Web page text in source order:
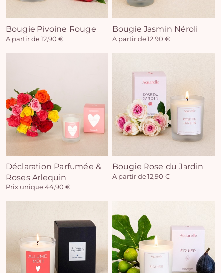
Bougie Pivoine Rouge
A partir de 12,90 €
Bougie Jasmin Néroli
A partir de 12,90 €
Déclaration Parfumée &
Roses Arlequin
Prix unique 44,90 €
Bougie Rose du Jardin
A partir de 12,90 €